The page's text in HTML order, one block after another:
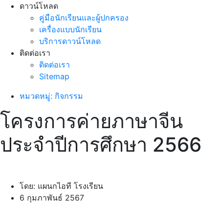
ดาวน์โหลด
คู่มือนักเรียนและผู้ปกครอง
เครื่องแบบนักเรียน
บริการดาวน์โหลด
ติดต่อเรา
ติดต่อเรา
Sitemap
หมวดหมู่: กิจกรรม
โครงการค่ายภาษาจีน
ประจำปีการศึกษา 2566
โดย: แผนกไอที โรงเรียน
6 กุมภาพันธ์ 2567